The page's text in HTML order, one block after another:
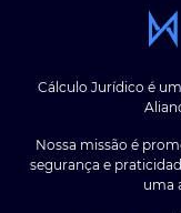
Cálculo Jurídico é
Nossa missão é
segurança e
uma